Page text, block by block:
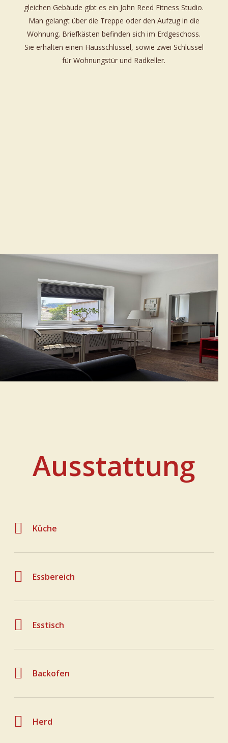
gleichen Gebäude gibt es ein John Reed Fitness Studio.
Man gelangt über die Treppe oder den Aufzug in die
Wohnung. Briefkästen befinden sich im Erdgeschoss.
Sie erhalten einen Hausschlüssel, sowie zwei Schlüssel
für Wohnungstür und Radkeller.
Ausstattung
Küche
Essbereich
Esstisch
Backofen
Herd